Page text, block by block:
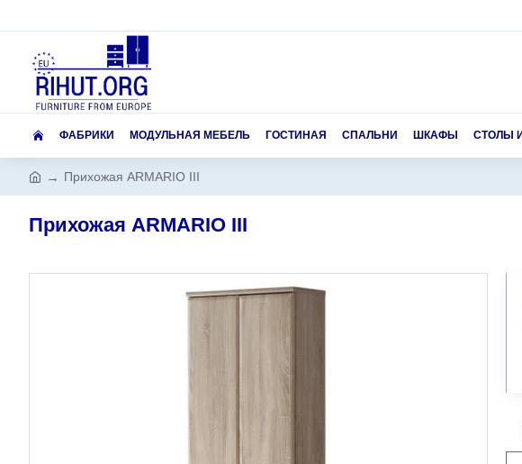
ФАБРИКИ МОДУЛЬНАЯ МЕБЕЛЬ ГОСТИНАЯ СПАЛЬНИ ШКАФЫ СТОЛЫ
Прихожая ARMARIO III
Прихожая ARMARIO III